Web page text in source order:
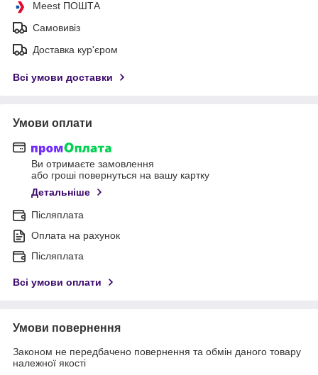
Meest ПОШТА
Самовивіз
Доставка кур'єром
Всі умови доставки
Умови оплати
Ви отримаєте замовлення
або гроші повернуться на вашу картку
Детальніше
Післяплата
Оплата на рахунок
Післяплата
Всі умови оплати
Умови повернення
Законом не передбачено повернення та обмін даного товару
належної якості